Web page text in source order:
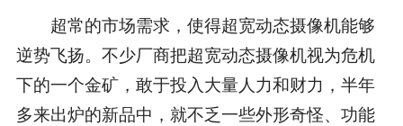
超常的市场需求，使得超宽动态摄像机能够
逆势飞扬。不少厂商把超宽动态摄像机视为危机
下的一个金矿，敢于投入大量人力和财力，半年
多来出炉的新品中，就不乏一些外形奇怪、功能